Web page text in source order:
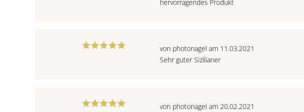
hervorragendes Produkt
von photonagel am 11.03.2021
Sehr guter Sizilianer
von photonagel am 20.02.2021